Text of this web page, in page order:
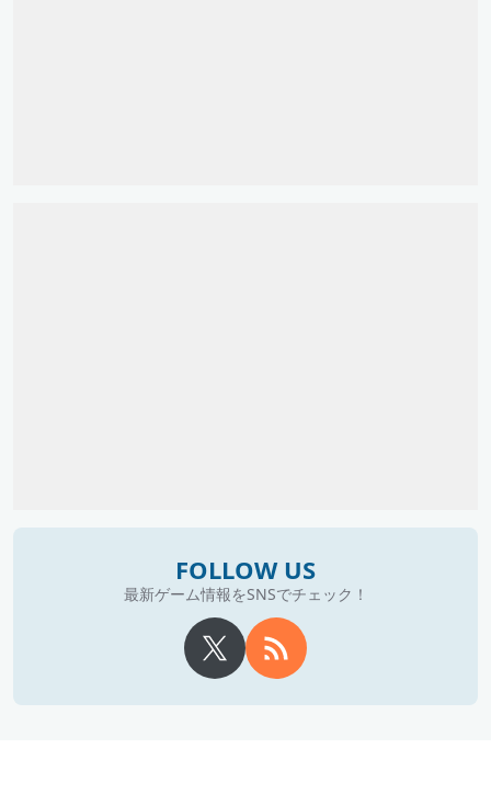
FOLLOW US
最新ゲーム情報をSNSでチェック！